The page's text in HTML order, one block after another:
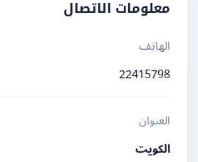
معلومات الاتصال
الهاتف
22415798
العنوان
الكويت